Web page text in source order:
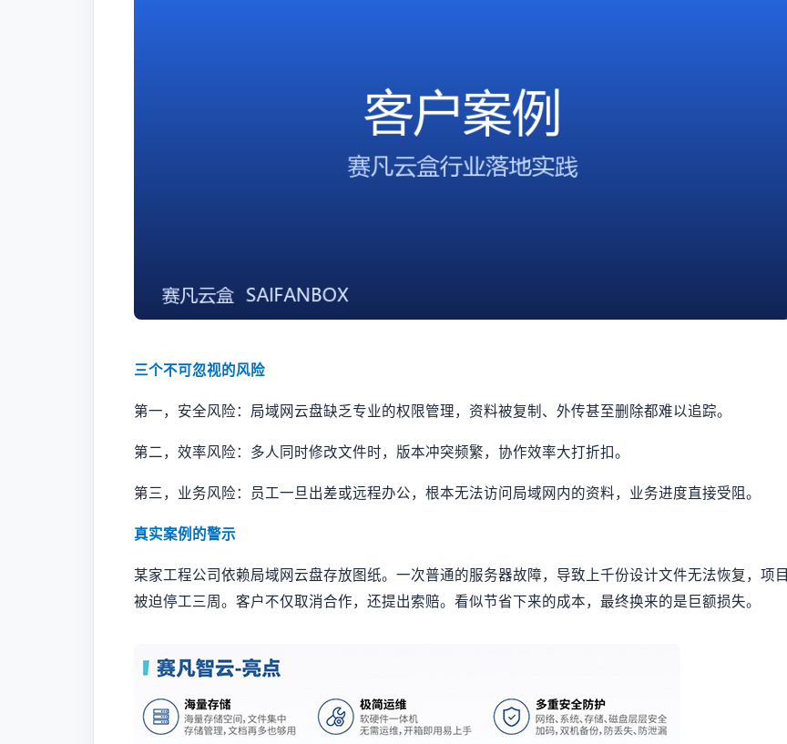
三个不可忽视的风险
第一，安全风险：局域网云盘缺乏专业的权限管理，资料被复制、外传甚至删除都难以追踪。
第二，效率风险：多人同时修改文件时，版本冲突频繁，协作效率大打折扣。
第三，业务风险：员工一旦出差或远程办公，根本无法访问局域网内的资料，业务进度直接受阻。
真实案例的警示
某家工程公司依赖局域网云盘存放图纸。一次普通的服务器故障，导致上千份设计文件无法恢复，项目
被迫停工三周。客户不仅取消合作，还提出索赔。看似节省下来的成本，最终换来的是巨额损失。